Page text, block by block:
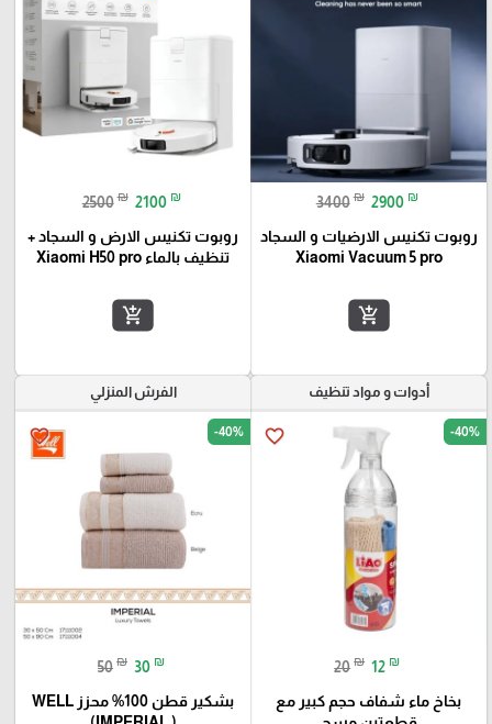
3400 ₪ 2900 ₪
روبوت تكنيس الارضيات و السجاد
Xiaomi Vacuum 5 pro
add_shopping_cart
2500 ₪ 2100 ₪
روبوت تكنيس الارض و السجاد +
تنظيف بالماء Xiaomi H50 pro
add_shopping_cart
أدوات و مواد تنظيف
favorite_border -40%
20 ₪ 12 ₪
بخاخ ماء شفاف حجم كبير مع
الفرش المنزلي
favorite_border -40%
50 ₪ 30 ₪
بشكير قطن 100% محزز WELL